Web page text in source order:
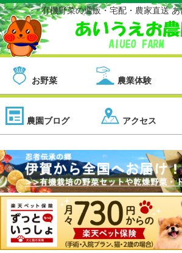
有機野菜の通販・宅配・農家直送
お野菜 農業体験
農園ブログ アクセス